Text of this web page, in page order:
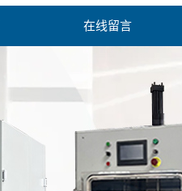
在线留言